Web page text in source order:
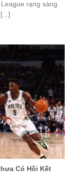
rạng sáng
Có Hồi Kết